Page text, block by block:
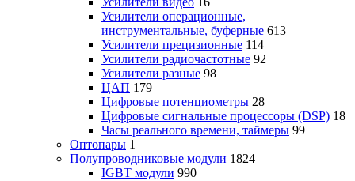
Усилители операционные,
инструментальные, буферные 613
Усилители прецизионные 114
Усилители радиочастотные 92
Усилители разные 98
ЦАП 179
Цифровые потенциометры 28
Цифровые сигнальные процессоры (DSP) 18
Часы реального времени, таймеры 99
Оптопары 1
Полупроводниковые модули 1824
IGBT модули 990